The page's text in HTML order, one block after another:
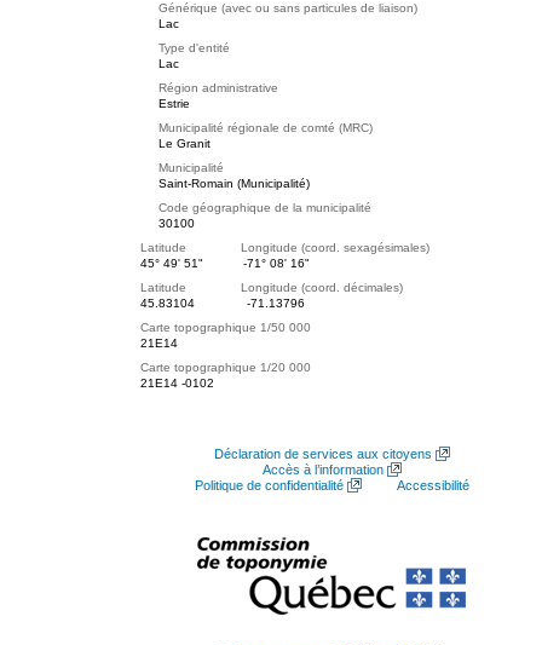
Générique (avec ou sans particules de liaison)
Lac
Type d'entité
Lac
Région administrative
Estrie
Municipalité régionale de comté (MRC)
Le Granit
Municipalité
Saint-Romain (Municipalité)
Code géographique de la municipalité
30100
Latitude Longitude (coord. sexagésimales)
45° 49' 51"
-71° 08' 16"
Latitude Longitude (coord. décimales)
45.83104
-71.13796
Carte topographique 1/50 000
21E14
Carte topographique 1/20 000
21E14 -0102
Déclaration de services aux citoyens
Accès à l’information
Politique de confidentialité
Accessibilité